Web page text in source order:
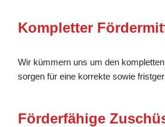
Kompletter
Wir kümmern uns um den
sorgen für eine korrekte sowie
Förderfähige